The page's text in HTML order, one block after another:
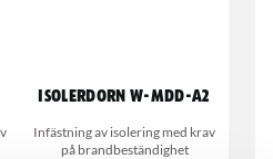
Isolerdorn W-MDD-A2
Infästning av isolering med krav
på brandbeständighet